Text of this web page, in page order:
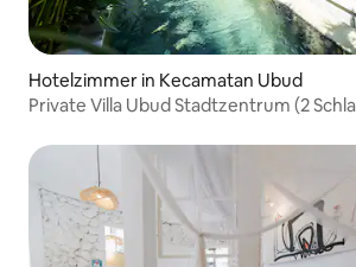
Hotelzimmer in Kecamatan Ubud
Private Villa Ubud Stadtzentrum (2